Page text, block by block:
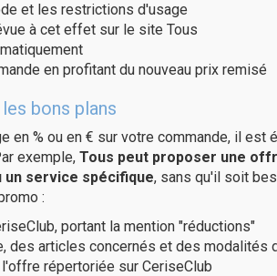
et les restrictions d'usage
à cet effet sur le site Tous
en profitant du nouveau prix remisé
bons plans
en % ou en € sur votre commande, il est
exemple, Tous peut proposer une
service spécifique, sans qu'il soit
:
portant la mention "réductions"
des articles concernés et des modalités
répertoriée sur CeriseClub